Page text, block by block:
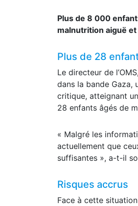
Plus de 8 000
malnutrition aiguë
Plus de 28
Le directeur de
dans la bande
critique, atteignant
28 enfants âgés de
« Malgré les
actuellement que
suffisantes », a-t-il
Risques accrus
Face à cette